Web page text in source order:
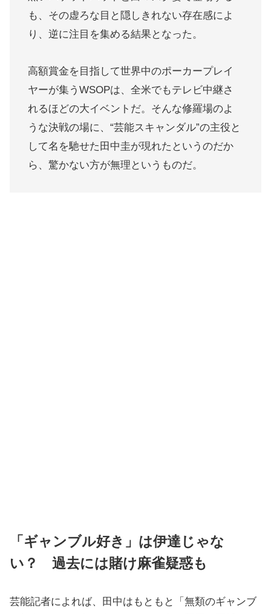
も、その虚ろな目と隠しきれない存在感によ
り、逆に注目を集める結果となった。
高額賞金を目指して世界中のポーカープレイ
ヤーが集うWSOPは、全米でもテレビ中継さ
れるほどの大イベントだ。そんな修羅場のよ
うな決戦の場に、“芸能スキャンダル”の主役と
して名を馳せた田中圭が現れたというのだか
ら、驚かない方が無理というものだ。
「ギャンブル好き」は伊達じゃな
い？ 過去には賭け麻雀疑惑も
芸能記者によれば、田中はもともと「無類のギャンブ